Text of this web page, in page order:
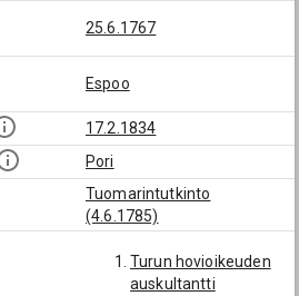
25.6.1767
Espoo
17.2.1834
Pori
Tuomarintutkinto
(4.6.1785)
Turun hovioikeuden
auskultantti